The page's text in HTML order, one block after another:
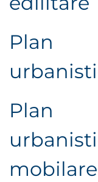
Plan
Plan
mobilare